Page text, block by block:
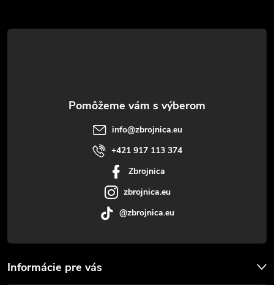
á
Informácie pre vás
info@zbrojnica.eu
+421 917 113 374
Zbrojnica
zbrojnica.eu
@zbrojnica.eu